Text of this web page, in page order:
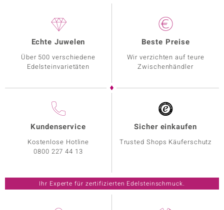
Echte Juwelen
Über 500 verschiedene
Edelsteinvarietäten
Beste Preise
Wir verzichten auf teure
Zwischenhändler
Kundenservice
Kostenlose Hotline
0800 227 44 13
Sicher einkaufen
Trusted Shops Käuferschutz
Ihr Experte für zertifizierten Edelsteinschmuck.